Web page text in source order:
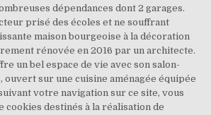
dépendances dont 2 garages.
prisé des écoles et ne souffrant
maison bourgeoise à la décoration
rénovée en 2016 par un architecte.
un bel espace de vie avec son salon-
ouvert sur une cuisine aménagée équipée
votre navigation sur ce site, vous
cookies destinés à la réalisation de